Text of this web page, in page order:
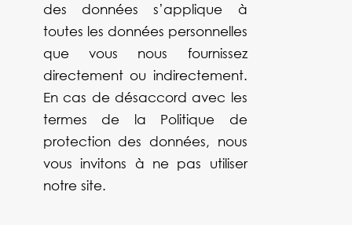
des données s’applique à
toutes les données personnelles
que vous nous fournissez
directement ou indirectement.
En cas de désaccord avec les
termes de la Politique de
protection des données, nous
vous invitons à ne pas utiliser
notre site.